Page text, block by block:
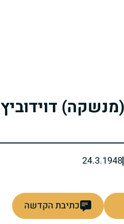
דוידוביץ
24.3.1948
כתיבת הקדשה